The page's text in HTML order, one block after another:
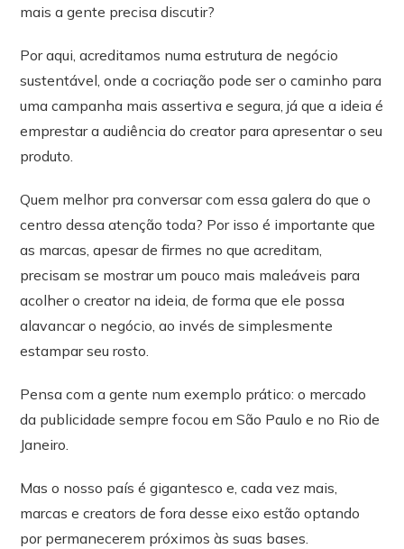
mais a gente precisa discutir?
Por aqui, acreditamos numa estrutura de negócio
sustentável, onde a cocriação pode ser o caminho para
uma campanha mais assertiva e segura, já que a ideia é
emprestar a audiência do creator para apresentar o seu
produto.
Quem melhor pra conversar com essa galera do que o
centro dessa atenção toda? Por isso é importante que
as marcas, apesar de firmes no que acreditam,
precisam se mostrar um pouco mais maleáveis para
acolher o creator na ideia, de forma que ele possa
alavancar o negócio, ao invés de simplesmente
estampar seu rosto.
Pensa com a gente num exemplo prático: o mercado
da publicidade sempre focou em São Paulo e no Rio de
Janeiro.
Mas o nosso país é gigantesco e, cada vez mais,
marcas e creators de fora desse eixo estão optando
por permanecerem próximos às suas bases.